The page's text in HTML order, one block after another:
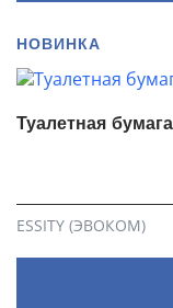
НОВИНКА
Туалетная
ESSITY (ЭВОКОМ)